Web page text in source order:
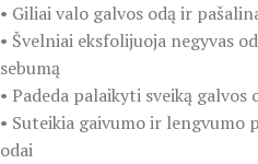
• Giliai valo galvos odą ir
• Švelniai eksfolijuoja negyvas
sebumą
• Padeda palaikyti sveiką galvos
• Suteikia gaivumo ir lengvumo
odai